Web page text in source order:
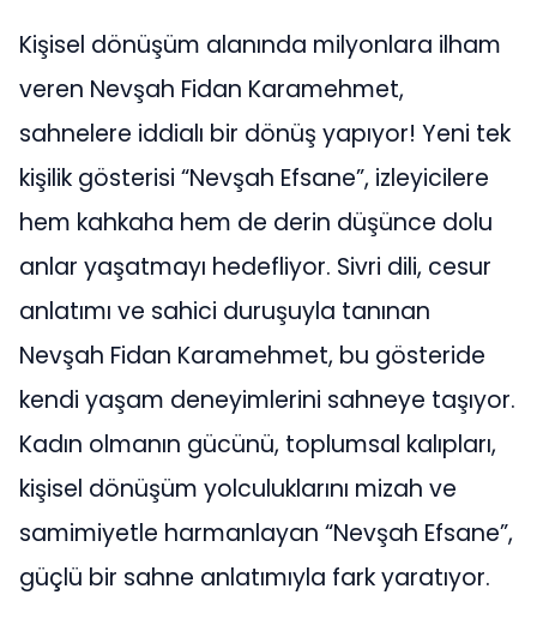
Kişisel dönüşüm alanında milyonlara ilham
veren Nevşah Fidan Karamehmet,
sahnelere iddialı bir dönüş yapıyor! Yeni tek
kişilik gösterisi “Nevşah Efsane”, izleyicilere
hem kahkaha hem de derin düşünce dolu
anlar yaşatmayı hedefliyor. Sivri dili, cesur
anlatımı ve sahici duruşuyla tanınan
Nevşah Fidan Karamehmet, bu gösteride
kendi yaşam deneyimlerini sahneye taşıyor.
Kadın olmanın gücünü, toplumsal kalıpları,
kişisel dönüşüm yolculuklarını mizah ve
samimiyetle harmanlayan “Nevşah Efsane”,
güçlü bir sahne anlatımıyla fark yaratıyor.